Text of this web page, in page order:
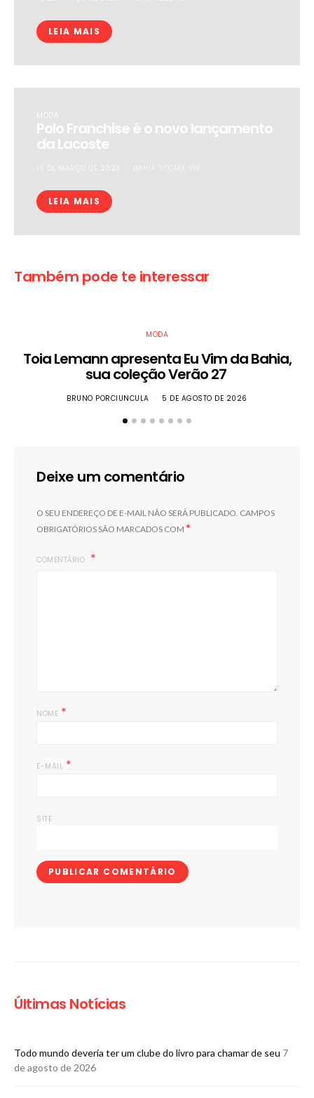
LEIA MAIS
MODA
Polo Franchise é o novo lançamento
da Lacoste
LEIA MAIS
Também pode te interessar
MODA
Toia Lemann apresenta Eu Vim da Bahia,
sua coleção Verão 27
BRUNO PORCIUNCULA 5 DE AGOSTO DE 2026
Deixe um comentário
O SEU ENDEREÇO DE E-MAIL NÃO SERÁ PUBLICADO. CAMPOS
OBRIGATÓRIOS SÃO MARCADOS COM *
COMENTÁRIO
NOME *
E-MAIL *
SITE
Últimas Notícias
Todo mundo deveria ter um clube do livro para chamar de seu 7
de agosto de 2026